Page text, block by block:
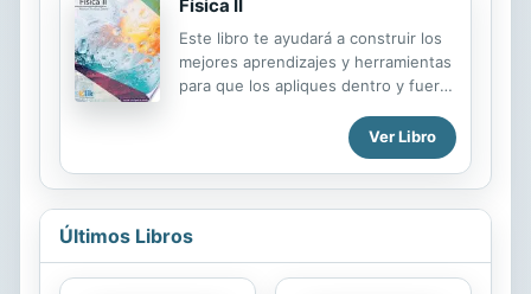
aspectos de la ciencia, todas las alas
y los pasillos del Templo, se
muestran con gran claridad a los no
Física II
Este libro te ayudará a construir los
mejores aprendizajes y herramientas
para que los apliques dentro y fuera
mejor calidad de vida y un excelente
desarrollo personal y profesional.
Ver Libro
Últimos Libros